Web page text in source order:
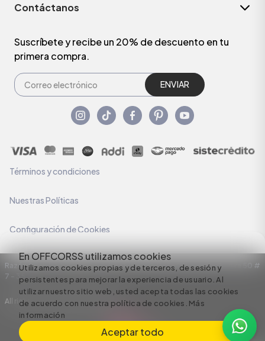
En OFFCORSS utilizamos cookies
Utilizamos cookies propias y de terceros, de sesión y
persistentes para mejorar la experiencia de usuario. Al
utilizar nuestro sitio web, usted acepta todas las cookies
de acuerdo con nuestra política de cookies. Más
información
Aceptar todo
Contáctanos
Suscríbete y recibe un 20% de descuento en tu
primera compra.
ENVIAR
Términos y condiciones
Nuestras Políticas
Configuración de Cookies
Razón Social: C.I HERMECO S.A. NIT: 890924167-6 Dirección: Carrera 50 #
7 – 35
All rights reserved empowered by